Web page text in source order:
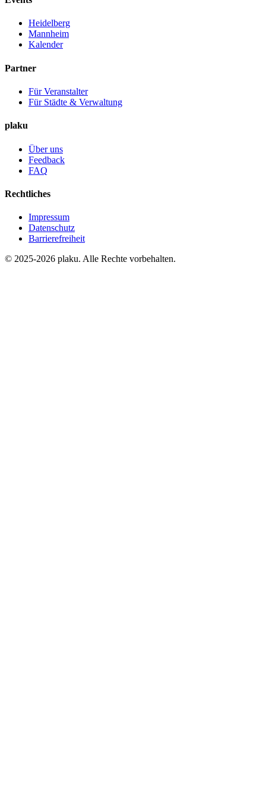
Heidelberg
Mannheim
Kalender
Partner
Für Veranstalter
Für Städte & Verwaltung
plaku
Über uns
Feedback
FAQ
Rechtliches
Impressum
Datenschutz
Barrierefreiheit
© 2025-2026 plaku. Alle Rechte vorbehalten.